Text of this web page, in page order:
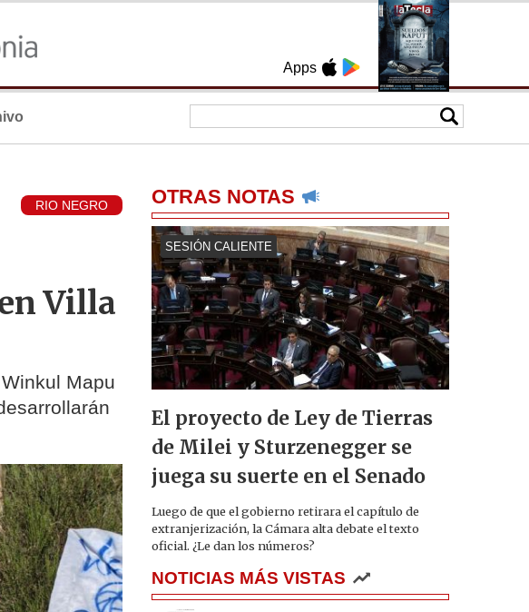
Apps
RIO NEGRO
Villa
Mapu
OTRAS NOTAS
SESIÓN CALIENTE
El proyecto de Ley de Tierras
de Milei y Sturzenegger se
juega su suerte en el Senado
Luego de que el gobierno retirara el capítulo de
extranjerización, la Cámara alta debate el texto
oficial. ¿Le dan los números?
NOTICIAS MÁS VISTAS